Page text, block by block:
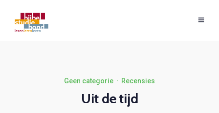
Geen categorie · Recensies
Uit de tijd